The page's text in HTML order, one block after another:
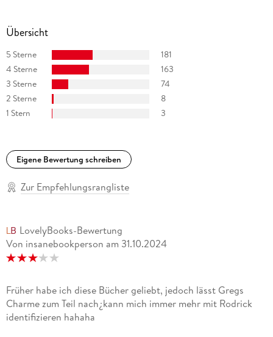
Übersicht
5 Sterne
181
4 Sterne
163
3 Sterne
74
2 Sterne
8
1 Stern
3
Eigene Bewertung schreiben
Zur Empfehlungsrangliste
LovelyBooks-Bewertung
Von insanebookperson am 31.10.2024
Früher habe ich diese Bücher geliebt, jedoch lässt Gregs
Charme zum Teil nach¿kann mich immer mehr mit Rodrick
identifizieren hahaha